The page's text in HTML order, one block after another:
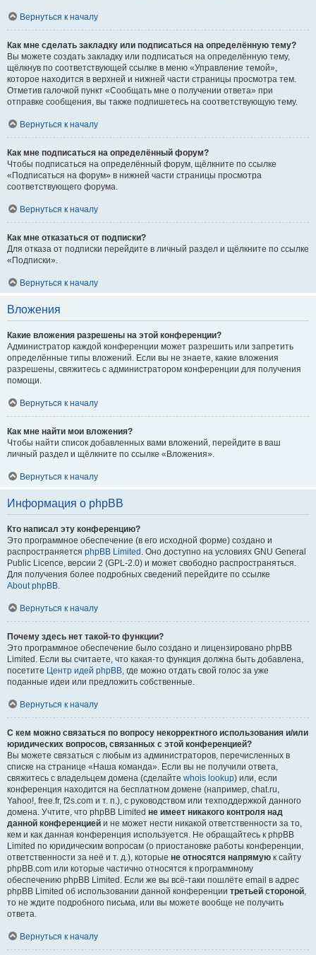
Вернуться к началу
Как мне сделать закладку или подписаться на определённую тему?
Вы можете создать закладку или подписаться на определённую тему,
щёлкнув по соответствующей ссылке в меню «Управление темой»,
которое находится в верхней и нижней части страницы просмотра тем.
Отметив галочкой пункт «Сообщать мне о получении ответа» при
отправке сообщения, вы также подпишетесь на соответствующую тему.
Вернуться к началу
Как мне подписаться на определённый форум?
Чтобы подписаться на определённый форум, щёлкните по ссылке
«Подписаться на форум» в нижней части страницы просмотра
соответствующего форума.
Вернуться к началу
Как мне отказаться от подписки?
Для отказа от подписки перейдите в личный раздел и щёлкните по ссылке
«Подписки».
Вернуться к началу
Вложения
Какие вложения разрешены на этой конференции?
Администратор каждой конференции может разрешить или запретить
определённые типы вложений. Если вы не знаете, какие вложения
разрешены, свяжитесь с администратором конференции для получения
помощи.
Вернуться к началу
Как мне найти мои вложения?
Чтобы найти список добавленных вами вложений, перейдите в ваш
личный раздел и щёлкните по ссылке «Вложения».
Вернуться к началу
Информация о phpBB
Кто написал эту конференцию?
Это программное обеспечение (в его исходной форме) создано и
распространяется phpBB Limited . Оно доступно на условиях GNU General
Public Licence, версии 2 (GPL-2.0) и может свободно распространяться.
Для получения более подробных сведений перейдите по ссылке
About phpBB.
Вернуться к началу
Почему здесь нет такой-то функции?
Это программное обеспечение было создано и лицензировано phpBB
Limited. Если вы считаете, что какая-то функция должна быть добавлена,
посетите Центр идей phpBB, где можно отдать свой голос за уже
поданные идеи или предложить собственные.
Вернуться к началу
С кем можно связаться по вопросу некорректного использования и/или
юридических вопросов, связанных с этой конференцией?
Вы можете связаться с любым из администраторов, перечисленных в
списке на странице «Наша команда». Если вы не получили ответа,
свяжитесь с владельцем домена (сделайте whois lookup) или, если
конференция находится на бесплатном домене (например, chat.ru,
Yahoo!, free.fr, f2s.com и т. п.), с руководством или техподдержкой данного
домена. Учтите, что phpBB Limited не имеет никакого контроля над
данной конференцией и не может нести никакой ответственности за то,
кем и как данная конференция используется. Не обращайтесь к phpBB
Limited по юридическим вопросам (о приостановке работы конференции,
ответственности за неё и т. д.), которые не относятся напрямую к сайту
phpBB.com или которые частично относятся к программному
обеспечению phpBB Limited. Если же вы всё-таки пошлёте email в адрес
phpBB Limited об использовании данной конференции третьей стороной,
то не ждите подробного письма, или вы можете вообще не получить
ответа.
Вернуться к началу